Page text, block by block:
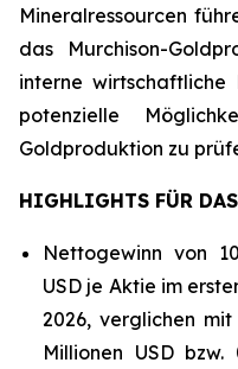
Mineralressourcen
das Murchison-
interne
potenzielle
Goldproduktion zu
HIGHLIGHTS FÜR
Nettogewinn von
USD je Aktie im
2026, verglichen
Millionen USD